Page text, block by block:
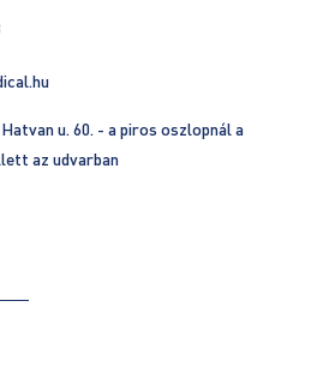
u. 60. - a piros oszlopnál a
az udvarban